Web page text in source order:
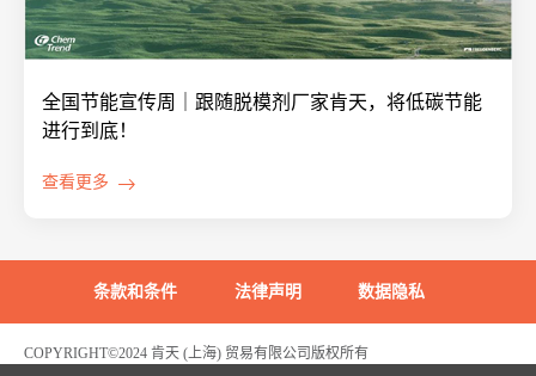
全国节能宣传周｜跟随脱模剂厂家肯天，将低碳节能
进行到底！
查看更多
条款和条件 法律声明 数据隐私
COPYRIGHT©2024 肯天 (上海) 贸易有限公司版权所有